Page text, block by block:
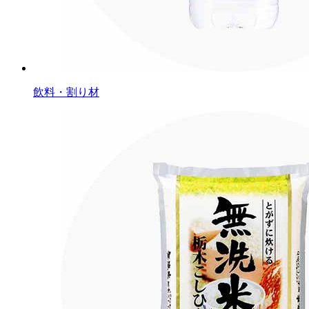
飲料・割り材